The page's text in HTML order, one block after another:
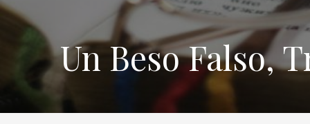
Un Beso Falso,